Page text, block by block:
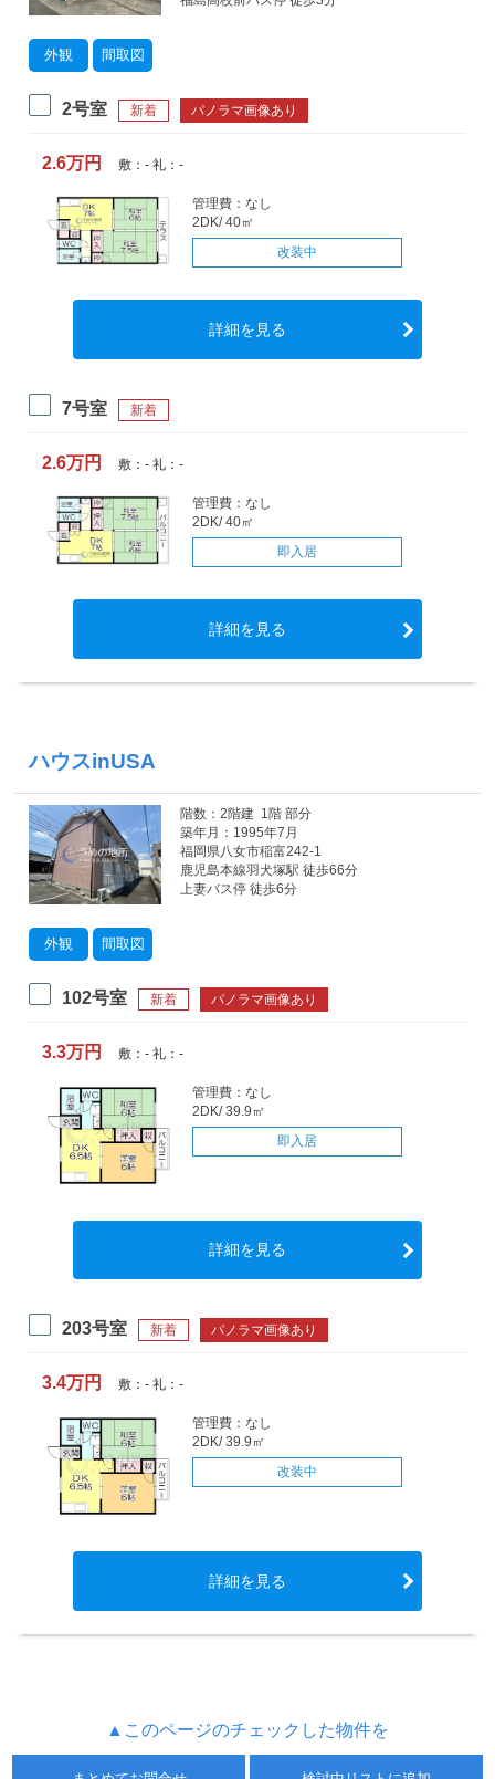
外観 間取図
2号室 新着 パノラマ画像あり
2.6万円 敷：- 礼：-
管理費：なし
2DK/ 40㎡
改装中
詳細を見る
7号室 新着
2.6万円 敷：- 礼：-
管理費：なし
2DK/ 40㎡
即入居
詳細を見る
ハウスinUSA
外観 間取図
階数：2階建 1階 部分
築年月：1995年7月
福岡県八女市稲富242-1
鹿児島本線羽犬塚駅 徒歩66分
上妻バス停 徒歩6分
102号室 新着 パノラマ画像あり
3.3万円 敷：- 礼：-
管理費：なし
2DK/ 39.9㎡
即入居
詳細を見る
203号室 新着 パノラマ画像あり
3.4万円 敷：- 礼：-
管理費：なし
2DK/ 39.9㎡
改装中
詳細を見る
▲このページのチェックした物件を